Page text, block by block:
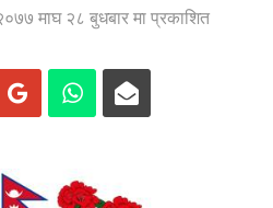
माघ २८ बुधबार मा प्रकाशित